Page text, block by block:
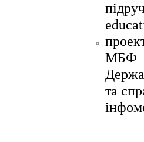
МБФ
та